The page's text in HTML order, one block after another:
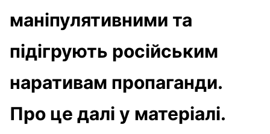
маніпулятивними та
підігрують російським
наративам пропаганди.
Про це далі у матеріалі.